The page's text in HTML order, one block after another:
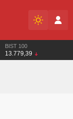
BIST 100
13.779,39